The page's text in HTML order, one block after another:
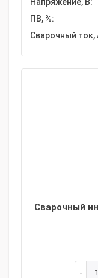
ПВ, %:
Сварочный ток,
Сварочный